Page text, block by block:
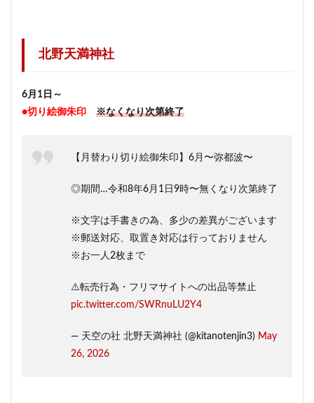
北野天満神社
6月1日～
●切り絵御朱印
※なくなり次第終了
【月替わり切り絵御朱印】6月〜弥都波〜
◎期間…令和8年6月1日9時〜無くなり次第終了
※文字は手書きの為、多少の差異がございます
※郵送対応、取置き対応は行っておりません
※お一人2枚まで
⚠️転売行為・フリマサイトへの出品等禁止
pic.twitter.com/SWRnuLU2Y4
— 天空の社 北野天満神社 (@kitanotenjin3) May
26, 2026